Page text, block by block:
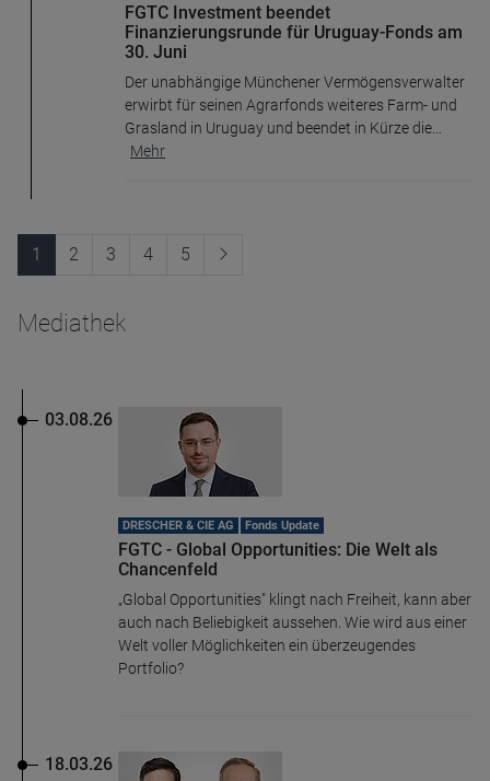
FGTC Investment beendet
Finanzierungsrunde für Uruguay-Fonds am
30. Juni
Der unabhängige Münchener Vermögensverwalter
erwirbt für seinen Agrarfonds weiteres Farm- und
Grasland in Uruguay und beendet in Kürze die
Mehr
1 2 3 4 5
Mediathek
03.08.26
DRESCHER & CIE AG Fonds Update
FGTC - Global Opportunities: Die Welt als
Chancenfeld
„Global Opportunities" klingt nach Freiheit, kann aber
auch nach Beliebigkeit aussehen. Wie wird aus einer
Welt voller Möglichkeiten ein überzeugendes
Portfolio?
18.03.26